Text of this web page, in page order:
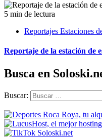
5 min de lectura
Reportajes Estaciones
Reportaje de la estación de
Busca en
Buscar: